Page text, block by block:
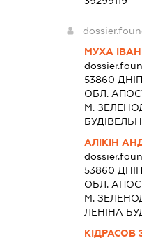
МУХА
53860
ОБЛ.
М.
АЛІКІН
53860
ОБЛ.
М.
ЛЕНІНА
КІДРАСОВ